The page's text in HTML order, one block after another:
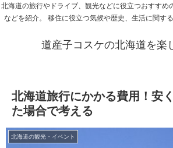
北海道の旅行やドライブ、観光などに役立つおすすめ
などを紹介。 移住に役立つ気候や歴史、生活に関す
道産子コスケの北海道を楽
北海道旅行にかかる費用！安
た場合で考える
北海道の観光・イベント